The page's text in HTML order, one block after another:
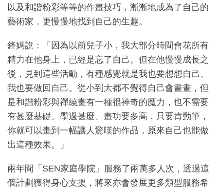
以及和諧粉彩等等的作畫技巧，漸漸地成為了自己的
藝術家，更慢慢地找到自己的生趣。
鋒媽說：「因為以前兒子小，我大部分時間會花所有
精力在他身上，已經是忘了自己。但在他慢慢成長之
後，見到這些活動，有種感覺就是我也要想想自己、
我也要做回自己。從小到大都不覺得自己會畫畫，但
是和諧粉彩與禪繞畫有一種很神奇的魔力，也不需要
有甚麼基礎、學過甚麼、畫功要多高，只要肯動筆，
你就可以畫到一幅讓人驚嘆的作品，原來自己也能做
出這種效果。」
兩年間「SEN家庭學院」服務了兩萬多人次，透過這
個計劃獲得身心支援，將來亦會發展更多類型服務希